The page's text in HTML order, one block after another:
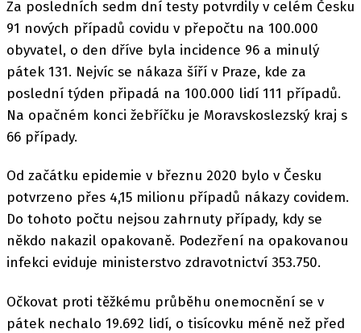
Za posledních sedm dní testy potvrdily v celém Česku
91 nových případů covidu v přepočtu na 100.000
obyvatel, o den dříve byla incidence 96 a minulý
pátek 131. Nejvíc se nákaza šíří v Praze, kde za
poslední týden připadá na 100.000 lidí 111 případů.
Na opačném konci žebříčku je Moravskoslezský kraj s
66 případy.
Od začátku epidemie v březnu 2020 bylo v Česku
potvrzeno přes 4,15 milionu případů nákazy covidem.
Do tohoto počtu nejsou zahrnuty případy, kdy se
někdo nakazil opakovaně. Podezření na opakovanou
infekci eviduje ministerstvo zdravotnictví 353.750.
Očkovat proti těžkému průběhu onemocnění se v
pátek nechalo 19.692 lidí, o tisícovku méně než před